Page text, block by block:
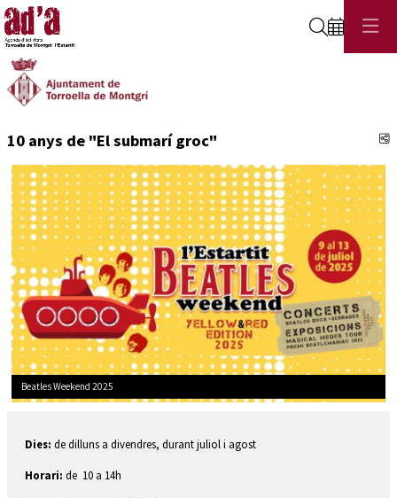
Cerca
10 anys de "El submarí groc"
Beatles Weekend 2025
Dies: de dilluns a divendres, durant juliol i agost
Horari: de 10 a 14h